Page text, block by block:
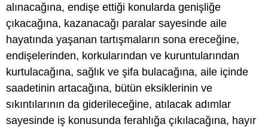
alınacağına, endişe ettiği konularda genişliğe
çıkacağına, kazanacağı paralar sayesinde aile
hayatında yaşanan tartışmaların sona ereceğine,
endişelerinden, korkularından ve kuruntularından
kurtulacağına, sağlık ve şifa bulacağına, aile içinde
saadetinin artacağına, bütün eksiklerinin ve
sıkıntılarının da giderileceğine, atılacak adımlar
sayesinde iş konusunda ferahlığa çıkılacağına, hayır